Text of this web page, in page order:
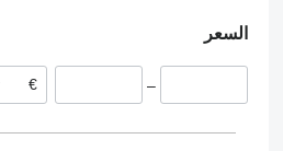
980
السعر
–